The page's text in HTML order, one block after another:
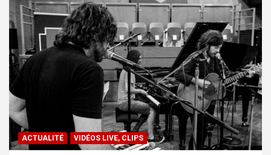
ACTUALITÉ VIDÉOS LIVE, CLIPS